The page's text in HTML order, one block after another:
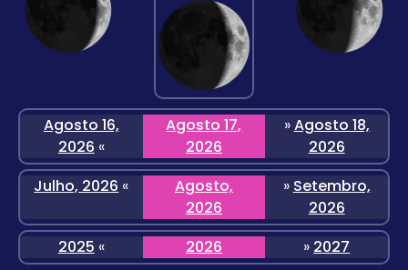
Agosto 16,
2026 «
Agosto 17,
2026
»Agosto 18,
2026
Julho, 2026 «
Agosto,
2026
» Setembro,
2026
2025 « 2026 » 2027